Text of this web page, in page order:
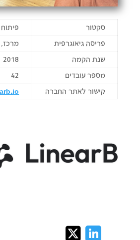
סקטור
פריסה גיאוגרפית
מרכז,
שנת הקמה
2018
מספר עובדים
42
קישור לאתר החברה